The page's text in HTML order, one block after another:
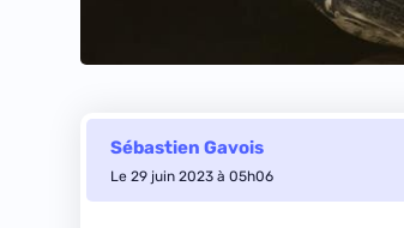
Sébastien Gavois
Le 29 juin 2023 à 05h06